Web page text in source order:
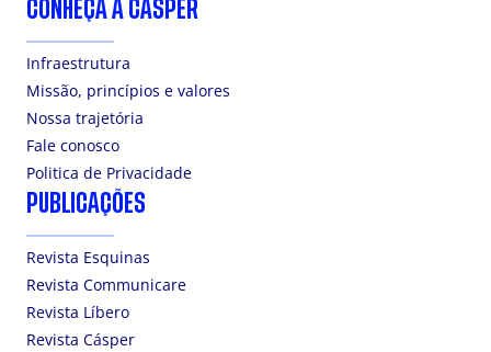
CONHEÇA A CÁSPER
Infraestrutura
Missão, princípios e valores
Nossa trajetória
Fale conosco
Politica de Privacidade
PUBLICAÇÕES
Revista Esquinas
Revista Communicare
Revista Líbero
Revista Cásper